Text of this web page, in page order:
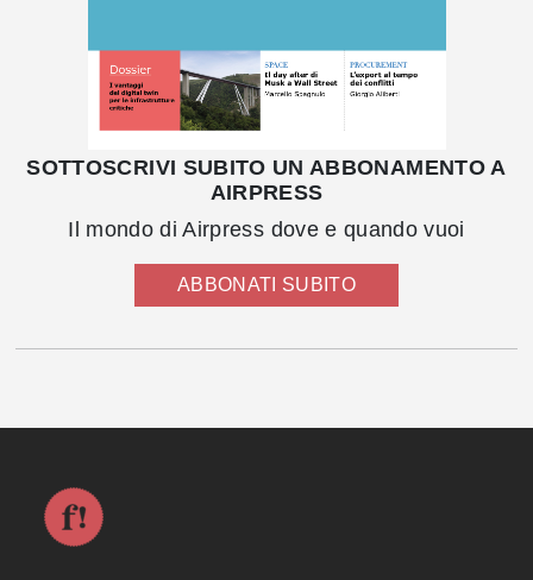
SOTTOSCRIVI SUBITO UN ABBONAMENTO A
AIRPRESS
Il mondo di Airpress dove e quando vuoi
ABBONATI SUBITO